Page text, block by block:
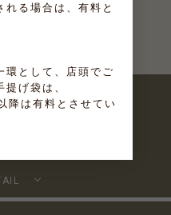
れる場合は、有料と
環として、店頭でご
げ袋は、
降は有料とさせてい